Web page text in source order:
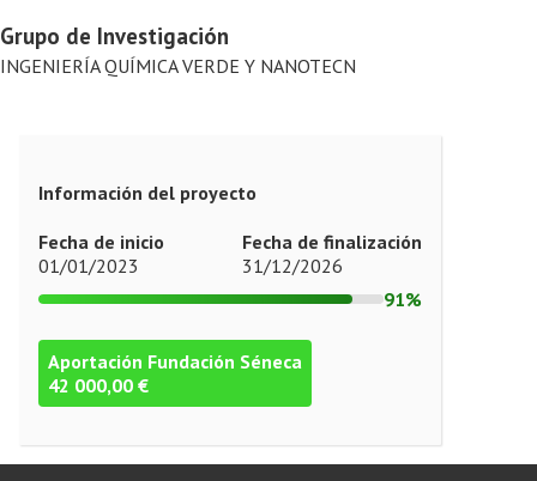
Grupo de Investigación
INGENIERÍA QUÍMICA VERDE Y NANOTECN
Información del proyecto
Fecha de inicio
01/01/2023
Fecha de finalización
31/12/2026
91%
Aportación Fundación Séneca
42 000,00 €